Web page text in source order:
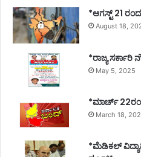
*ಆಗಸ್ಟ್ 21
August 18,
*ರಾಜ್ಯ ಸರ್ಕಾರಿ
May 5, 2025
*ಮಾರ್ಚ್
March 18,
*ಮೆಡಿಕಲ್